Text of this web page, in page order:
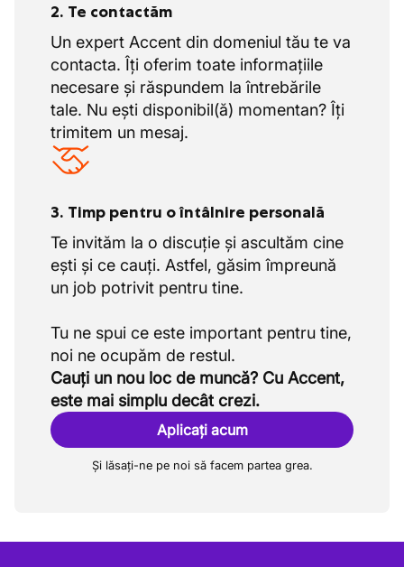
2. Te contactăm
Un expert Accent din domeniul tău te va
contacta. Îți oferim toate informațiile
necesare și răspundem la întrebările
tale. Nu ești disponibil(ă) momentan? Îți
trimitem un mesaj.
3. Timp pentru o întâlnire personală
Te invităm la o discuție și ascultăm cine
ești și ce cauți. Astfel, găsim împreună
un job potrivit pentru tine.
Tu ne spui ce este important pentru tine,
Cauți un nou loc de muncă? Cu Accent,
este mai simplu decât crezi.
Aplicați acum
Și lăsați-ne pe noi să facem partea grea.